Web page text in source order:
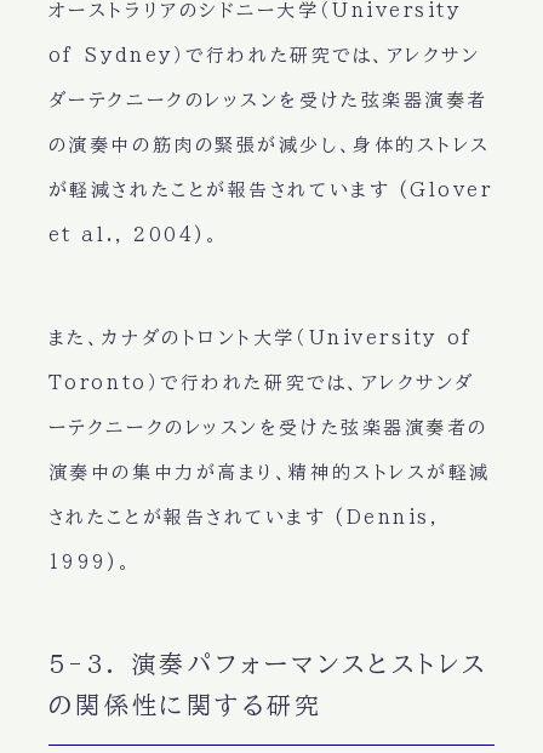
オーストラリアのシドニー大学（University
of Sydney）で行われた研究では、アレクサン
ダーテクニークのレッスンを受けた弦楽器演奏者
の演奏中の筋肉の緊張が減少し、身体的ストレス
が軽減されたことが報告されています (Glover
et al., 2004)。
また、カナダのトロント大学（University of
Toronto）で行われた研究では、アレクサンダ
ーテクニークのレッスンを受けた弦楽器演奏者の
演奏中の集中力が高まり、精神的ストレスが軽減
されたことが報告されています (Dennis,
1999)。
5-3. 演奏パフォーマンスとストレス
の関係性に関する研究